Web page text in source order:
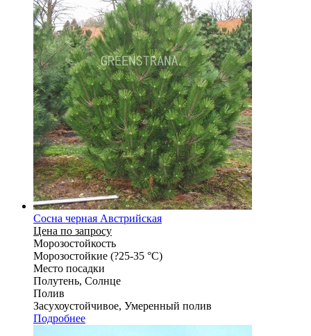
Сосна черная Австрийская
Цена по запросу
Морозостойкость
Морозостойкие (?25-35 °С)
Место посадки
Полутень, Солнце
Полив
Засухоустойчивое, Умеренный полив
Подробнее